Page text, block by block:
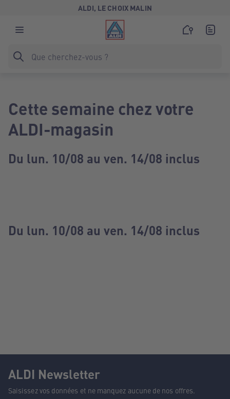
ALDI, LE CHOIX MALIN
Cette semaine chez votre
ALDI-magasin
Du lun. 10/08 au ven. 14/08 inclus
Du lun. 10/08 au ven. 14/08 inclus
ALDI Newsletter
Saisissez vos données et ne manquez aucune de nos offres.